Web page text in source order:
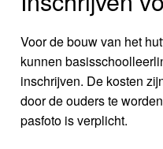
Voor de bouw van het
kunnen
inschrijven. De kosten
door de ouders te
pasfoto is verplicht.